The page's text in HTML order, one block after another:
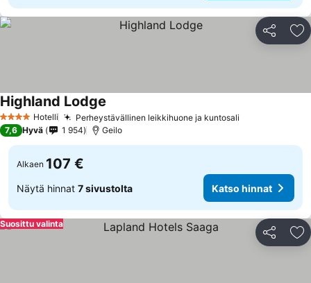
Jaa
4 Tähtiluokitus
Hotelli Perheystävällinen leikkihuone ja kuntosali
Highland Lodge
7,6 Hyvä 1 954 Geilo
Alkaen 107 €
Näytä hinnat 7 sivustolta Katso hinnat
Jaa
Suosittu valinta